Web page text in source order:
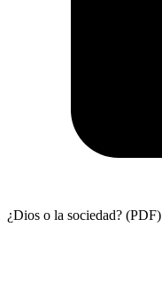
¿Dios o la sociedad? (PDF)